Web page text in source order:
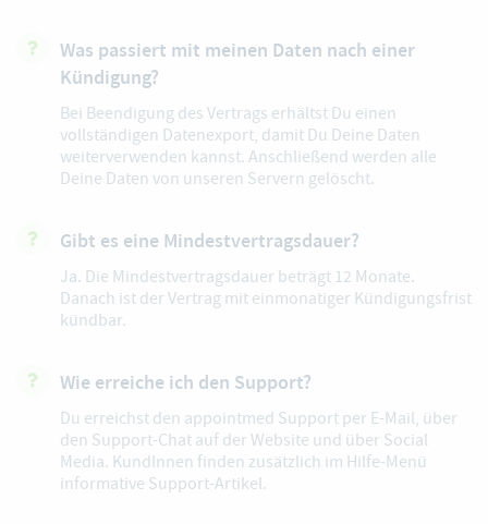
Was passiert mit meinen Daten nach einer
Kündigung?
Bei Beendigung des Vertrags erhältst Du einen
vollständigen Datenexport, damit Du Deine Daten
weiterverwenden kannst. Anschließend werden alle
Deine Daten von unseren Servern gelöscht.
Gibt es eine Mindestvertragsdauer?
Ja. Die Mindestvertragsdauer beträgt 12 Monate.
Danach ist der Vertrag mit einmonatiger Kündigungsfrist
kündbar.
Wie erreiche ich den Support?
Du erreichst den appointmed Support per E-Mail, über
den Support-Chat auf der Website und über Social
Media. KundInnen finden zusätzlich im Hilfe-Menü
informative Support-Artikel.